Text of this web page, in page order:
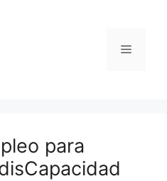
Menú
para